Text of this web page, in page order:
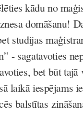
kādu no
domāšanu!
studijas
- sagatavoties
bet būt tajā
laikā iespējams
balstītas